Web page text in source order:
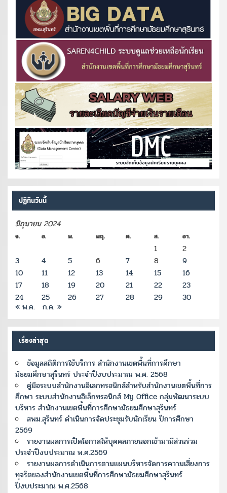
ปฏิทินวันนี้
มิถุนายน 2024
จ. อ. พ. พฤ. ศ. ส. อา.
1
2
3
4 5 6 7 8
9
10
11 12 13 14 15
16
17
18 19 20 21 22
23
24
25 26 27 28 29 30
« พ.ค. ก.ค. »
เรื่องล่าสุด
ข้อมูลสถิติการใช้บริการ สำนักงานเขตพื้นที่การศึกษา
มัธยมศึกษาสุรินทร์ ประจำปีงบประมาณ พ.ศ. 2568
คู่มือระบบสำนักงานอิเลกทรอนิกส์สำหรับสำนักงานเขตพื้นที่การ
ศึกษา ระบบสำนักงานอิเล็กทรอนิกส์ My Office กลุ่มพัฒนาระบบ
บริหาร สำนักงานเขตพื้นที่การศึกษามัธยมศึกษาสุรินทร์
สพม.สุรินทร์ ดำเนินการจัดประชุมรับนักเรียน ปีการศึกษา
2569
รายงานผลการเปิดโอกาสให้บุคคลภายนอกเข้ามามีส่วนร่วม
ประจำปีงบประมาณ พ.ศ.2569
รายงานผลการดำเนินการตามแผนบริหารจัดการความเสี่ยงการ
ทุจริตของสำนักงานเขตพื้นที่การศึกษามัธยมศึกษาสุรินทร์
ปีงบประมาณ พ.ศ.2568